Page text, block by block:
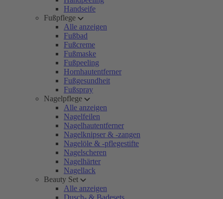
Handseife
Fußpflege
Alle anzeigen
Fußbad
Fußcreme
Fußmaske
Fußpeeling
Hornhautentferner
Fußgesundheit
Fußspray
Nagelpflege
Alle anzeigen
Nagelfeilen
Nagelhautentferner
Nagelknipser & -zangen
Nagelöle & -pflegestifte
Nagelscheren
Nagelhärter
Nagellack
Beauty Set
Alle anzeigen
Dusch- & Badesets